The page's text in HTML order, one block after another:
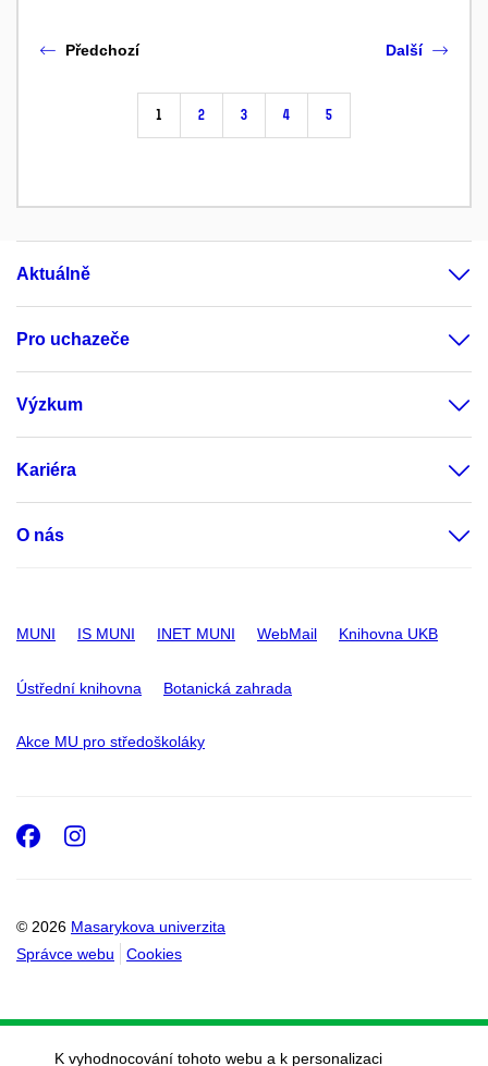
Předchozí
1 2 3 4 5
Další
Aktuálně
Pro uchazeče
Výzkum
Kariéra
O nás
MUNI IS MUNI INET MUNI WebMail Knihovna UKB
Ústřední knihovna Botanická zahrada
Akce MU pro středoškoláky
© 2026 Masarykova univerzita
Správce webu
Cookies
Facebook
Instagram
K vyhodnocování tohoto webu a k personalizaci